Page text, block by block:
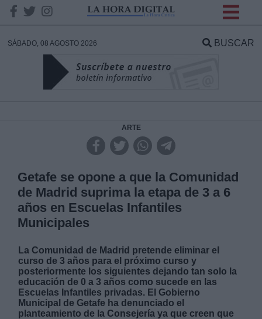
SÁBADO, 08 AGOSTO 2026 BUSCAR
ARTE
Getafe se opone a que la Comunidad
de Madrid suprima la etapa de 3 a 6
años en Escuelas Infantiles
Municipales
La Comunidad de Madrid pretende eliminar el
curso de 3 años para el próximo curso y
posteriormente los siguientes dejando tan solo la
educación de 0 a 3 años como sucede en las
Escuelas Infantiles privadas. El Gobierno
Municipal de Getafe ha denunciado el
planteamiento de la Consejería ya que creen que
DATOS
Responsable:
Legitimación: